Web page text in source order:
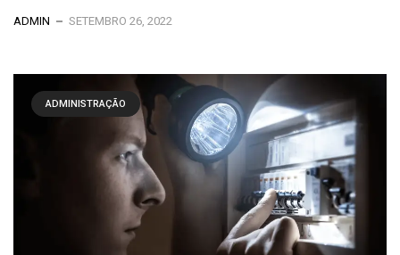
ADMIN SETEMBRO 26, 2022
ADMINISTRAÇÃO